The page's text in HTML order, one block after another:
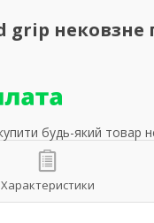
grip
будь-який товар
Характеристики